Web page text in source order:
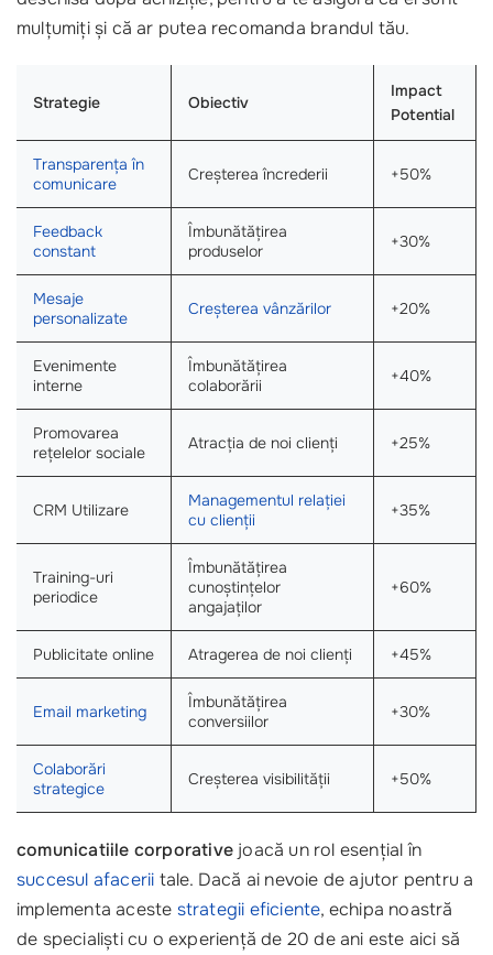
mulțumiți și că ar putea recomanda brandul tău.
Strategie Obiectiv
Impact
Potential
Transparența în
comunicare
Creșterea încrederii +50%
Feedback
constant
Îmbunătățirea
produselor
+30%
Mesaje
personalizate
Creșterea vânzărilor +20%
Evenimente
interne
Îmbunătățirea
colaborării
+40%
Promovarea
rețelelor sociale
Atracția de noi clienți +25%
CRM Utilizare
Managementul relației
cu clienții
+35%
Training-uri
periodice
Îmbunătățirea
cunoștințelor
angajaților
+60%
Publicitate online Atragerea de noi clienți +45%
Email marketing
Îmbunătățirea
conversiilor
+30%
Colaborări
strategice
Creșterea visibilității +50%
comunicatiile corporative joacă un rol esențial în
succesul afacerii tale. Dacă ai nevoie de ajutor pentru a
implementa aceste strategii eficiente, echipa noastră
de specialiști cu o experiență de 20 de ani este aici să